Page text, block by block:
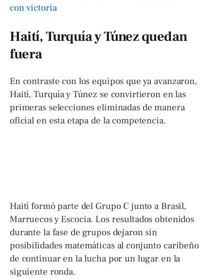
con victoria
Haití, Turquía y Túnez quedan
fuera
En contraste con los equipos que ya avanzaron,
Haití, Turquía y Túnez se convirtieron en las
primeras selecciones eliminadas de manera
oficial en esta etapa de la competencia.
Haití formó parte del Grupo C junto a Brasil,
Marruecos y Escocia. Los resultados obtenidos
durante la fase de grupos dejaron sin
posibilidades matemáticas al conjunto caribeño
de continuar en la lucha por un lugar en la
siguiente ronda.